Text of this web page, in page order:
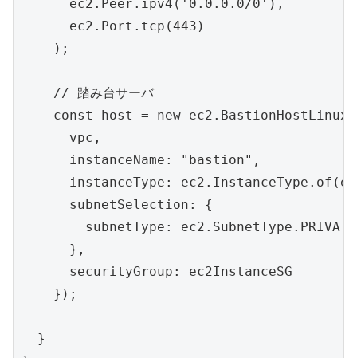
      ec2.Peer.ipv4('0.0.0.0/0'),
      ec2.Port.tcp(443)
    );
    // 踏み台サーバ
const host = new
      vpc,
      instanceName: "bastion",
instanceType:
      subnetSelection: {
subnetType:
      },
      securityGroup: ec2InstanceSG
    });
  }